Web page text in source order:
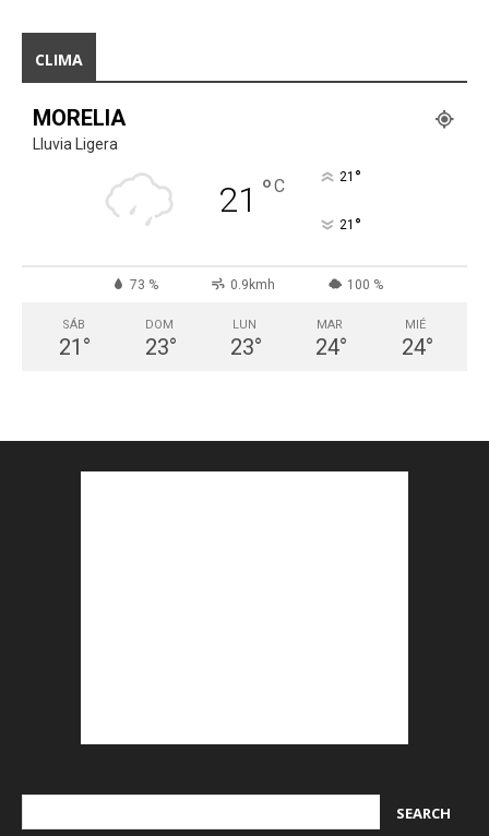
CLIMA
MORELIA
Lluvia Ligera
21 °C 21 °
21 °
73 % 0.9kmh 100 %
SÁB
21 °
DOM
23°
LUN
23°
MAR
24°
MIÉ
24°